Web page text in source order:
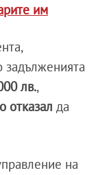
им
задълженията
лв.,
отказал да
на